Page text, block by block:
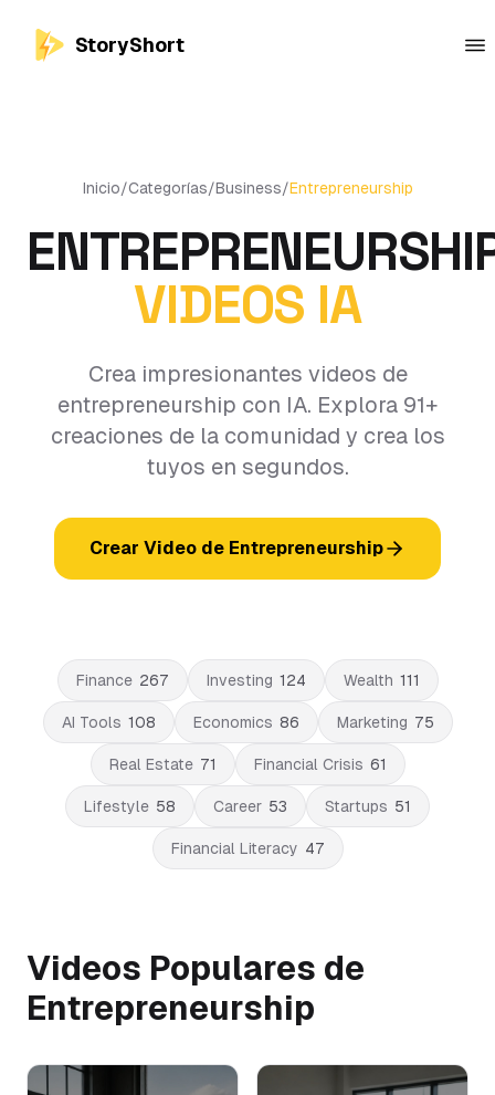
StoryShort
Inicio/Categorías/Business/Entrepreneurship
VIDEOS IA
Crea impresionantes videos de
entrepreneurship con IA. Explora 91+
creaciones de la comunidad y crea los
tuyos en segundos.
Crear Video de Entrepreneurship
Finance 267 Investing 124 Wealth 111
AI Tools 108 Economics 86 Marketing 75
Real Estate 71 Financial Crisis 61
Lifestyle 58 Career 53 Startups 51
Financial Literacy 47
Videos Populares de
Entrepreneurship